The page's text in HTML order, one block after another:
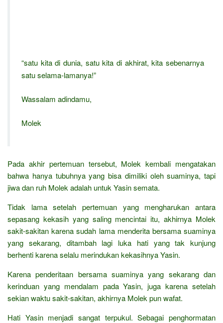
“satu kita di dunia, satu kita di akhirat, kita sebenarnya
satu selama-lamanya!”
Wassalam adindamu,
Molek
Pada akhir pertemuan tersebut, Molek kembali mengatakan
bahwa hanya tubuhnya yang bisa dimiliki oleh suaminya, tapi
jiwa dan ruh Molek adalah untuk Yasin semata.
Tidak lama setelah pertemuan yang mengharukan antara
sepasang kekasih yang saling mencintai itu, akhirnya Molek
sakit-sakitan karena sudah lama menderita bersama suaminya
yang sekarang, ditambah lagi luka hati yang tak kunjung
berhenti karena selalu merindukan kekasihnya Yasin.
Karena penderitaan bersama suaminya yang sekarang dan
kerinduan yang mendalam pada Yasin, juga karena setelah
sekian waktu sakit-sakitan, akhirnya Molek pun wafat.
Hati Yasin menjadi sangat terpukul. Sebagai penghormatan